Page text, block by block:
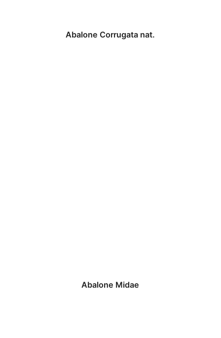
Abalone Corrugata nat.
Abalone Midae